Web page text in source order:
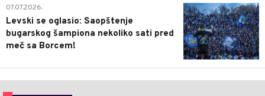
1
07.07.2026.
Levski se oglasio: Saopštenje
bugarskog šampiona nekoliko sati pred
meč sa Borcem!